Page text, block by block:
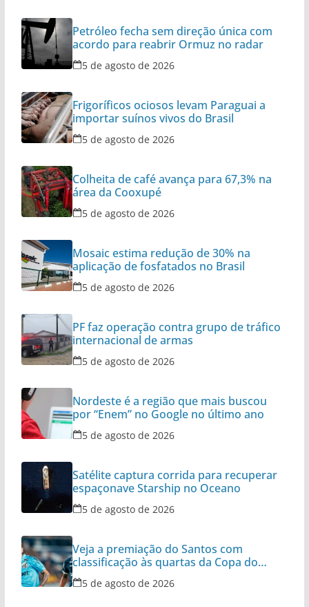
Petróleo fecha sem direção única com
acordo para reabrir Ormuz no radar
5 de agosto de 2026
Frigoríficos ociosos levam Paraguai a
importar suínos vivos do Brasil
5 de agosto de 2026
Colheita de café avança para 67,3% na
área da Cooxupé
5 de agosto de 2026
Mosaic estima redução de 30% na
aplicação de fosfatados no Brasil
5 de agosto de 2026
PF faz operação contra grupo de tráfico
internacional de armas
5 de agosto de 2026
Nordeste é a região que mais buscou
por “Enem” no Google no último ano
5 de agosto de 2026
Satélite captura corrida para recuperar
espaçonave Starship no Oceano
5 de agosto de 2026
Veja a premiação do Santos com
classificação às quartas da Copa do
Brasil
5 de agosto de 2026